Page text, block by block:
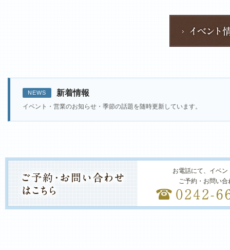
NEWS 新着情報
イベント・営業のお知らせ・季節の話題を随時更新しています。
お電話にて、イベ
ご予約・お問い